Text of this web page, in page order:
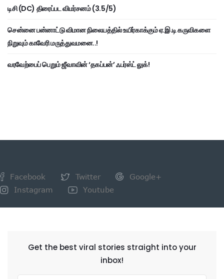
டிசி (DC) திரைப்பட விமர்சனம் (3.5/5)
சென்னை பன்னாட்டு விமான நிலையத்தில் உயிர்காக்கும் ஏ.இ.டி கருவிகளை
நிறுவும் காவேரி மருத்துவமனை..!
வரவேற்பைப் பெறும் ஜீவாவின் ‘தகப்பன்’ ஃபர்ஸ்ட் லுக்!
Facebook Twitter
Google+
Instagram
Youtube
Get the best viral stories straight into your
inbox!